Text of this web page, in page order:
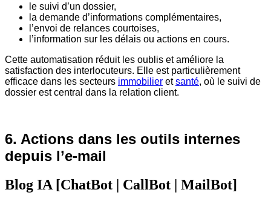
le suivi d’un dossier,
la demande d’informations complémentaires,
l’envoi de relances courtoises,
l’information sur les délais ou actions en cours.
Cette automatisation réduit les oublis et améliore la
satisfaction des interlocuteurs. Elle est particulièrement
efficace dans les secteurs immobilier etsanté, où le suivi de
dossier est central dans la relation client.
6. Actions dans les outils internes
depuis l’e-mail
Blog IA [ChatBot | CallBot | MailBot]